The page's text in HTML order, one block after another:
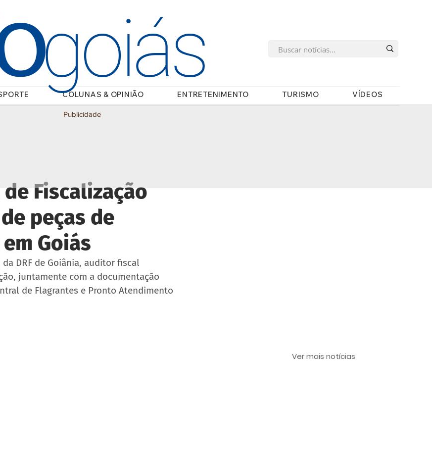
COLUNAS & OPINIÃO ENTRETENIMENTO TURISMO VÍDEOS
goiás
Fiscalização
peças de
Goiás
DRF de Goiânia, auditor fiscal
juntamente com a documentação
de Flagrantes e Pronto Atendimento
Publicidade
Ver mais notícias